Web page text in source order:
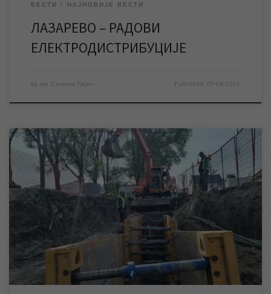
ВЕСТИ НАЈНОВИЈЕ ВЕСТИ
ЛАЗАРЕВО – РАДОВИ
ЕЛЕКТРОДИСТРИБУЦИЈЕ
by мр Синиша Гајин Published 25/04/2024
ЈКП „Водовод и канализација“ Зрењанин изводи завршне
радовена санацији хаварије на канализационој мрежи у
Константина Данила. Завршетком радова спречиће се
повремено изливање отпадних вода и унапредити рад црпне
станице у Марка Орешковића која је једна од кључних у
фекалном систему града, а која је и сама недавно
ревитализована. Након успешно […]